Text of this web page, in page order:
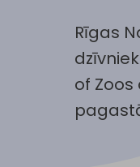
Rīgas
of Zoos